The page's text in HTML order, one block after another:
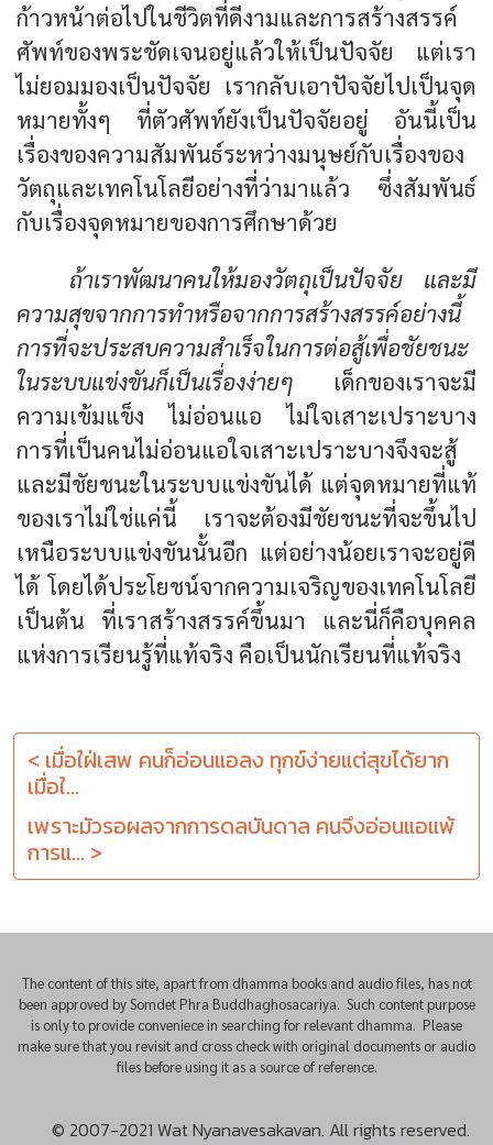
ก้าวหน้าต่อไปในชีวิตที่ดีงามและการสร้างสรรค์
ศัพท์ของพระชัดเจนอยู่แล้วให้เป็นปัจจัย แต่เรา
ไม่ยอมมองเป็นปัจจัย เรากลับเอาปัจจัยไปเป็นจุด
หมายทั้งๆ ที่ตัวศัพท์ยังเป็นปัจจัยอยู่ อันนี้เป็น
เรื่องของความสัมพันธ์ระหว่างมนุษย์กับเรื่องของ
วัตถุและเทคโนโลยีอย่างที่ว่ามาแล้ว ซึ่งสัมพันธ์
กับเรื่องจุดหมายของการศึกษาด้วย
ถ้าเราพัฒนาคนให้มองวัตถุเป็นปัจจัย และมี
ความสุขจากการทำหรือจากการสร้างสรรค์อย่างนี้
การที่จะประสบความสำเร็จในการต่อสู้เพื่อชัยชนะ
ในระบบแข่งขันก็เป็นเรื่องง่ายๆ เด็กของเราจะมี
ความเข้มแข็ง ไม่อ่อนแอ ไม่ใจเสาะเปราะบาง
การที่เป็นคนไม่อ่อนแอใจเสาะเปราะบางจึงจะสู้
และมีชัยชนะในระบบแข่งขันได้ แต่จุดหมายที่แท้
ของเราไม่ใช่แค่นี้ เราจะต้องมีชัยชนะที่จะขึ้นไป
เหนือระบบแข่งขันนั้นอีก แต่อย่างน้อยเราจะอยู่ดี
ได้ โดยได้ประโยชน์จากความเจริญของเทคโนโลยี
เป็นต้น ที่เราสร้างสรรค์ขึ้นมา และนี่ก็คือบุคคล
แห่งการเรียนรู้ที่แท้จริง คือเป็นนักเรียนที่แท้จริง
< เมื่อใฝ่เสพ คนก็อ่อนแอลง ทุกข์ง่ายแต่สุขได้ยาก
เมื่อใ...
เพราะมัวรอผลจากการดลบันดาล คนจึงอ่อนแอแพ้
การแ... >
The content of this site, apart from dhamma books and audio files, has not
been approved by Somdet Phra Buddhaghosacariya. Such content purpose
is only to provide conveniece in searching for relevant dhamma. Please
make sure that you revisit and cross check with original documents or audio
files before using it as a source of reference.
© 2007-2021 Wat Nyanavesakavan. All rights reserved.